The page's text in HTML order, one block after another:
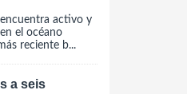
activo y
el océano
reciente b...
a seis